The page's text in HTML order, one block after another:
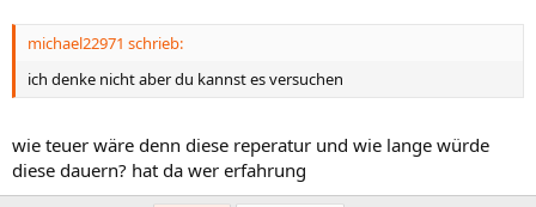
michael22971 schrieb:
ich denke nicht aber du kannst es versuchen
wie teuer wäre denn diese reperatur und wie lange würde
diese dauern? hat da wer erfahrung